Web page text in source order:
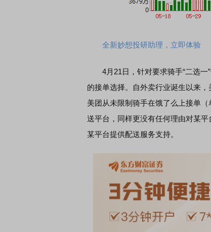
全新妙想投研助理，立即体验
4月21日，针对要求骑手“二选一”
的接单选择。自外卖行业诞生以来，
美团从未限制骑手在饿了么上接单
送平台，同样更没有任何理由对某平
某平台提供配送服务支持。